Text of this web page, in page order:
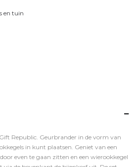
en tuin
Republic. Geurbrander in de vorm van
in kunt plaatsen. Geniet van een
even te gaan zitten en een wierookkegel